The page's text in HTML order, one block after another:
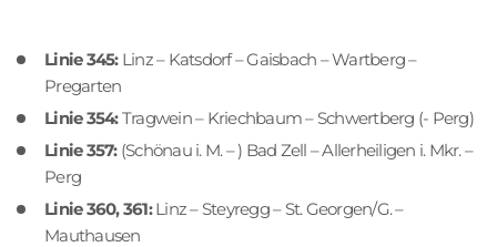
Linie 345:Linz – Katsdorf – Gaisbach – Wartberg –
Pregarten
Linie 354:Tragwein – Kriechbaum – Schwertberg (- Perg)
Linie 357:(Schönau i. M. – ) Bad Zell – Allerheiligen i. Mkr. –
Perg
Linie 360, 361:Linz – Steyregg – St. Georgen/G. –
Mauthausen